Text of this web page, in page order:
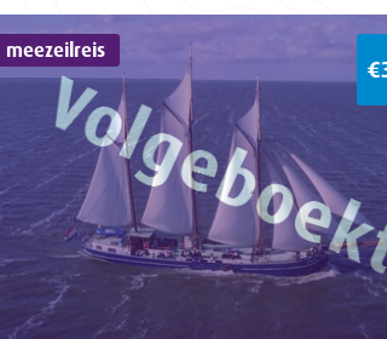
meezeilreis